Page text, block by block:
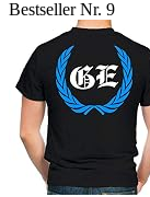
Bestseller Nr. 9